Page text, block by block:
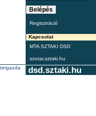
Regisztráció
Kapcsolat
MTA SZTAKI DSD
szotar.sztaki.hu
dsd.sztaki.hu